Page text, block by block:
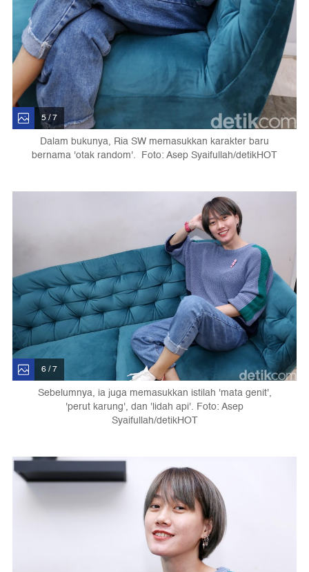
5 / 7
Dalam bukunya, Ria SW memasukkan karakter baru
bernama 'otak random'. Foto: Asep Syaifullah/detikHOT
6 / 7
Sebelumnya, ia juga memasukkan istilah 'mata genit',
'perut karung', dan 'lidah api'. Foto: Asep
Syaifullah/detikHOT